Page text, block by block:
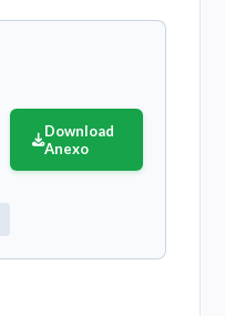
Download
Anexo